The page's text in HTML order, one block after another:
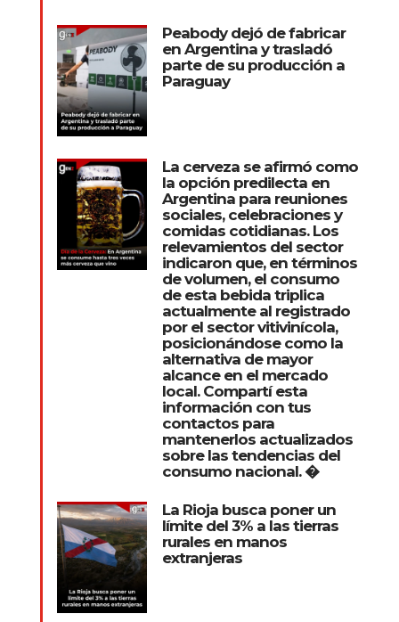
Peabody dejó de fabricar
en Argentina y trasladó
parte de su producción a
Paraguay
La cerveza se afirmó como
la opción predilecta en
Argentina para reuniones
sociales, celebraciones y
comidas cotidianas. Los
relevamientos del sector
indicaron que, en términos
de volumen, el consumo
de esta bebida triplica
actualmente al registrado
por el sector vitivinícola,
posicionándose como la
alternativa de mayor
alcance en el mercado
local. Compartí esta
información con tus
contactos para
mantenerlos actualizados
sobre las tendencias del
consumo nacional. �
La Rioja busca poner un
límite del 3% a las tierras
rurales en manos
extranjeras